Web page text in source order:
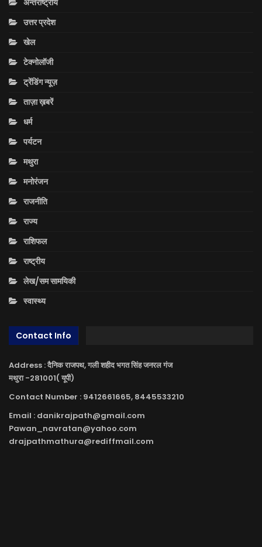
अन्तराष्ट्रीय
उत्तर प्रदेश
खेल
टेक्नोलॉजी
ट्रेंडिंग न्यूज़
ताज़ा ख़बरें
धर्म
पर्यटन
मथुरा
मनोरंजन
राजनीति
राज्य
राशिफल
राष्ट्रीय
लेख/सम सामयिकी
स्वास्थ्य
Contact Info
Address : दैनिक राजपथ, गली शहीद भगत सिंह जनरल गंज
मथुरा -281001( यूपी)
Contact Number : 9412661665, 8445533210
Email : danikrajpath@gmail.com
Pawan_navratan@yahoo.com
drajpathmathura@rediffmail.com